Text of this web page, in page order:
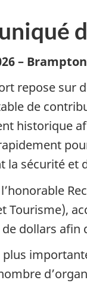
–
repose sur
de
historique
la sécurité et
Tourisme),
dollars afin
plus